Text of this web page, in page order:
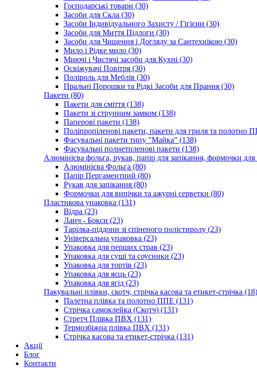
Господарські товари (30)
Засоби для Скла (30)
Засоби Індивідуального Захисту / Гігієни (30)
Засоби для Миття Підлоги (30)
Засоби для Чищення і Догляду за Сантехнікою (30)
Мило і Рідке мило (30)
Миючі і Чистячі засоби для Кухні (30)
Освіжувачі Повітря (30)
Поліроль для Меблів (30)
Пральні Порошки та Рідкі Засоби для Прання (30)
Пакети (80)
Пакети для сміття (138)
Пакети зі струнним замком (138)
Паперові пакети (138)
Поліпропіленові пакети, пакети для гриля та полотно
Фасувальні пакети типу "Майка" (138)
Фасувальні полиетиленові пакети (138)
Алюмінієва фольга, рукав, папір для запікання, формочки
Алюмінієва Фольга (80)
Папір Пергаментний (80)
Рукав для запікання (80)
Формочки для випічки та ажурні серветки (80)
Пластикова упаковка (131)
Відра (23)
Ланч - Бокси (23)
Тарілка-піддони зі спіненого полістиролу (23)
Універсальна упаковка (23)
Упаковка для перших страв (23)
Упаковка для суші та соусники (23)
Упаковка для тортів (23)
Упаковка для яєць (23)
Упаковка для ягід (23)
Пакувальні плівки, скотч, стрічка касова та етикет-стрічка (18)
Палетна плівка та полотно ППЕ (131)
Стрічка самоклейка (Скотч) (131)
Стретч Плівка ПВХ (131)
Термозбіжна плівка ПВХ (131)
Стрічка касова та етикет-стрічка (131)
Акції
Блог
Контакти